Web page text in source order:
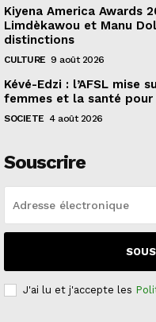
Kiyena America Awards
Limdèkawou et Manu
distinctions
CULTURE 9 août 2026
Kévé-Edzi : l’AFSL mise
femmes et la santé
SOCIETE 4 août 2026
Souscrire
J'ai lu et j'accepte les